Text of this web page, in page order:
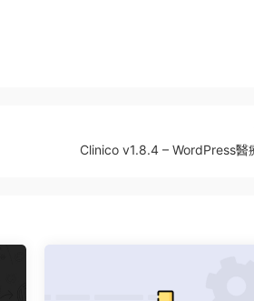
Clinico v1.8.4 – WordPress醫